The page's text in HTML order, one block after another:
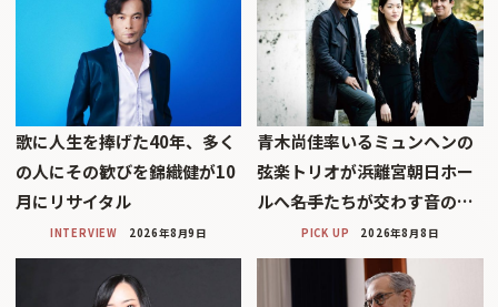
歌に人生を捧げた40年、多く
の人にその歓びを錦織健が10
月にリサイタル
INTERVIEW 2026年8月9日
青木尚佳率いるミュンヘンの
弦楽トリオが浜離宮朝日ホー
ルへ――名手たちが交わす音の…
PICK UP 2026年8月8日